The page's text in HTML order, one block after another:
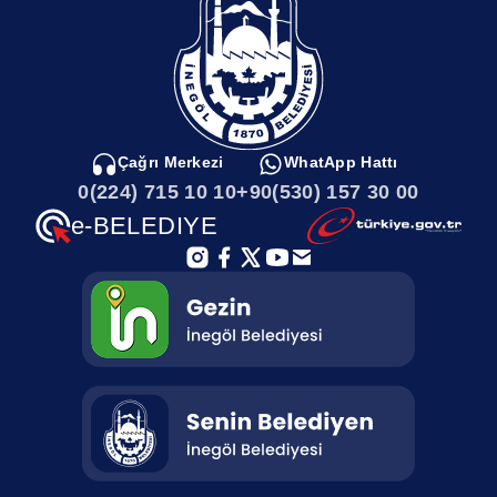
Belediyesi Hayvan Pazarında, ülkenin dört bir yanından kurbanlık
satıcıları gelmeye devam ediyor. Her gün onlarca kurbanlık
İnegöl’e ulaşıyor. Hummalı bir hazırlığın başladığı hayvan
pazarında toplamda 2400 dolayında büyükbaş ve 1000 dolayında
küçükbaş hayvan olması bekleniyor.HALK OTOBÜSÜ
SEFERLERİ BAŞLADIHayvan pazarına İnegöl merkezden halk
otobüsü seferleri de başladı. 612H numaralı otobüs ile İnegöl
Terminal bölgesinden hayvan pazarına ulaşımı sağlanacak.
Gidişte; İnegöl terminal, Bursa-Eskişehir yolu, Ahmet Akyollu
Caddesi, Nuri Doğrul Caddesi, Osmanbey Caddesi, Kasımefendi
Caddesi, Ortaköy Yolu üzerinden Hayvan Pazarına ulaşacak olan
halk otobüsü, dönüş güzergahında ise hayvan pazarından çıkış
yapıp; Ortaköy yolu üzerinden Kasımefendi Caddesi, Osmanbey
Caddesi, Ahmet Akyollu Caddesi, Altay Caddesi, Şebboy Caddesi
ve son olarak İnegöl Terminalinde turunu tamamlayacak. Bu
güzergah üzerinden vatandaşlar 612H nolu otobüsle hayvan
pazarına ulaşabilecek. Bayramın 1’inci günü dahil olmak üzere, bu
Çağrı Merkezi
0(224) 715 10 10
WhatApp Hattı
+90(530) 157 30 00
e-BELEDIYE